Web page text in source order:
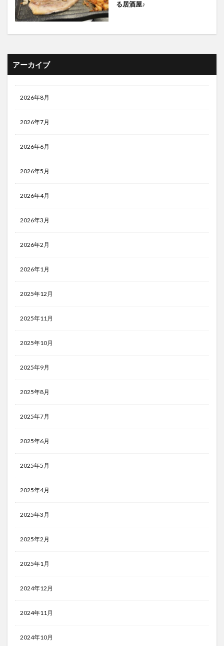
る居酒屋♪
アーカイブ
2026年8月
2026年7月
2026年6月
2026年5月
2026年4月
2026年3月
2026年2月
2026年1月
2025年12月
2025年11月
2025年10月
2025年9月
2025年8月
2025年7月
2025年6月
2025年5月
2025年4月
2025年3月
2025年2月
2025年1月
2024年12月
2024年11月
2024年10月